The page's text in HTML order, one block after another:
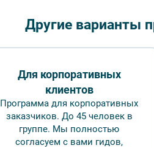
Другие варианты
Для корпоративных
клиентов
Программа для корпоративных
заказчиков. До 45 человек в
группе. Мы полностью
согласуем с вами гидов,